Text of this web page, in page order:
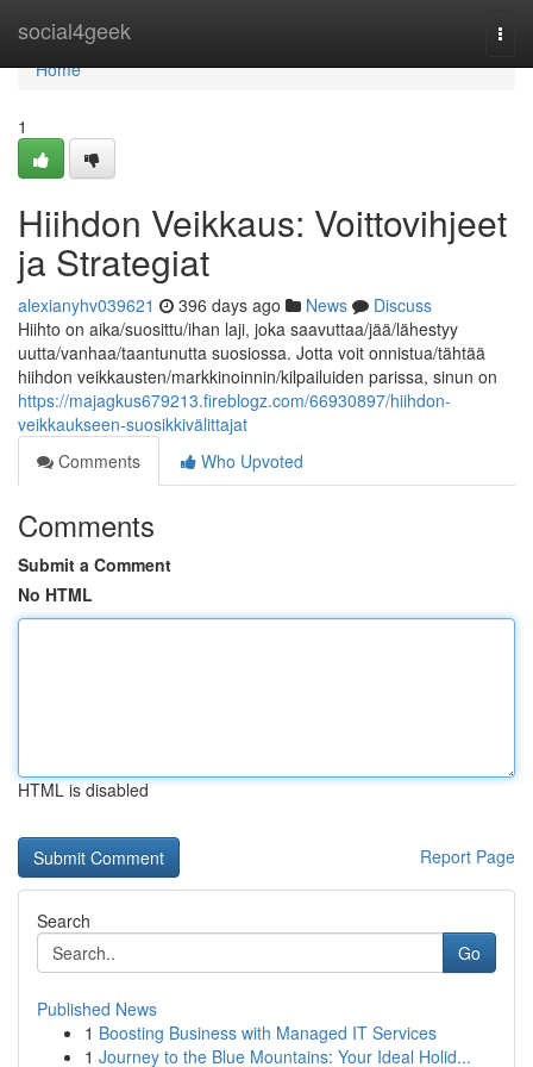
social4geek
Home
Home
1
Hiihdon Veikkaus: Voittovihjeet
ja Strategiat
alexianyhv039621 396 days ago News
Discuss
Hiihto on aika/suosittu/ihan laji, joka saavuttaa/jää/lähestyy
uutta/vanhaa/taantunutta suosiossa. Jotta voit onnistua/tähtää
hiihdon veikkausten/markkinoinnin/kilpailuiden parissa, sinun on
https://majagkus679213.fireblogz.com/66930897/hiihdon-
veikkaukseen-suosikkivälittajat
Comments
Who Upvoted
Comments
Submit a Comment
No HTML
HTML is disabled
Report Page
Search
Go
Published News
1 Boosting Business with Managed IT Services
1 Journey to the Blue Mountains: Your Ideal Holid...